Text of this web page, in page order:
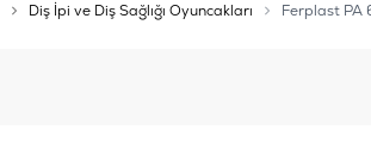
Diş İpi ve Diş Sağlığı Oyuncakları Ferplast PA